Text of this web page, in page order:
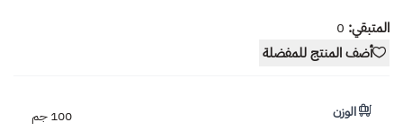
المتبقي: 0
أضف المنتج للمفضلة
الوزن 100 جم